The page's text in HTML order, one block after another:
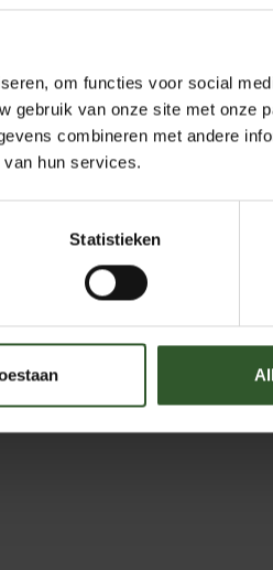
om functies voor social
gebruik van onze site met onze
combineren met andere
hun services.
Statistieken